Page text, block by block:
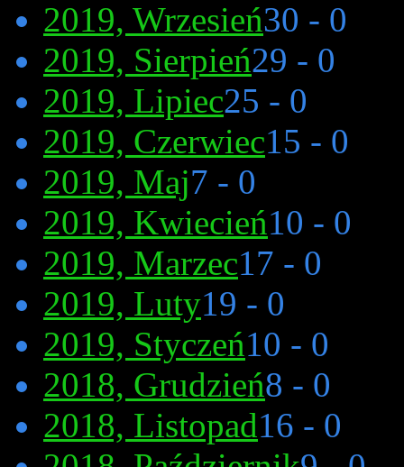
2019, Wrzesień30 - 0
2019, Sierpień29 - 0
2019, Lipiec25 - 0
2019, Czerwiec15 - 0
2019, Maj7 - 0
2019, Kwiecień10 - 0
2019, Marzec17 - 0
2019, Luty19 - 0
2019, Styczeń10 - 0
2018, Grudzień8 - 0
2018, Listopad16 - 0